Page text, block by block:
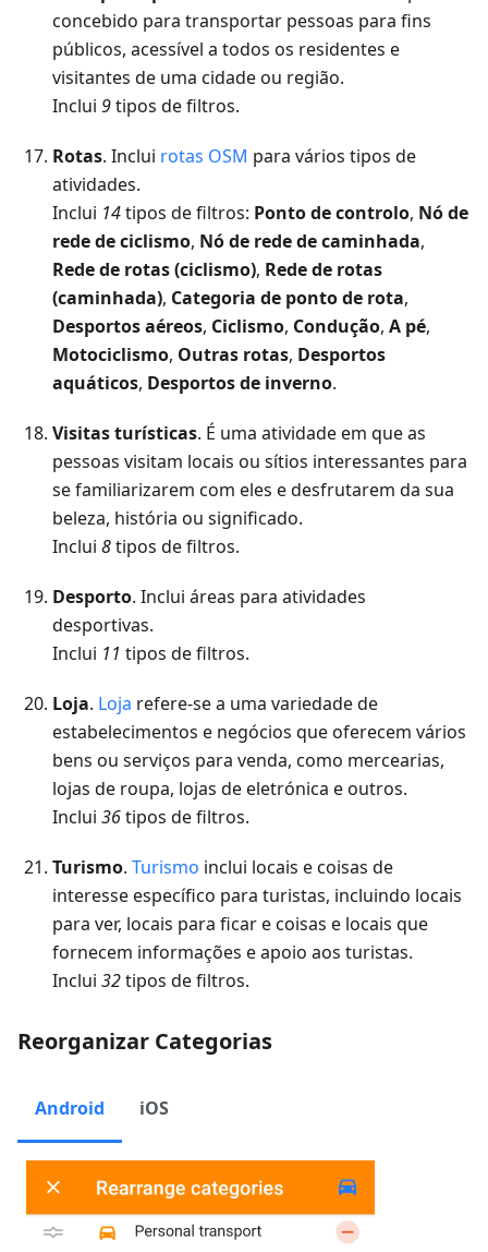
concebido para transportar pessoas para fins
públicos, acessível a todos os residentes e
visitantes de uma cidade ou região.
Inclui 9tipos de filtros.
Rotas. Inclui rotas OSM para vários tipos de
atividades.
Inclui 14tipos de filtros: Ponto de controlo, Nó de
rede de ciclismo, Nó de rede de caminhada,
Rede de rotas (ciclismo), Rede de rotas
(caminhada), Categoria de ponto de rota,
Desportos aéreos, Ciclismo, Condução, A pé,
Motociclismo, Outras rotas, Desportos
aquáticos, Desportos de inverno.
Visitas turísticas. É uma atividade em que as
pessoas visitam locais ou sítios interessantes para
se familiarizarem com eles e desfrutarem da sua
beleza, história ou significado.
Inclui 8tipos de filtros.
Desporto. Inclui áreas para atividades
desportivas.
Inclui 11 tipos de filtros.
Loja. Loja refere-se a uma variedade de
estabelecimentos e negócios que oferecem vários
bens ou serviços para venda, como mercearias,
lojas de roupa, lojas de eletrónica e outros.
Inclui 36tipos de filtros.
Turismo. Turismo inclui locais e coisas de
interesse específico para turistas, incluindo locais
para ver, locais para ficar e coisas e locais que
fornecem informações e apoio aos turistas.
Inclui 32tipos de filtros.
Reorganizar Categorias
Android iOS